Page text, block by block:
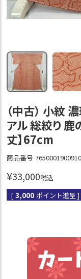
（中古） 小紋
アル 総絞り 鹿
丈】67cm
商品番号 7650001900910
¥33,000税込
[ 3,000 ポイント進呈 ]